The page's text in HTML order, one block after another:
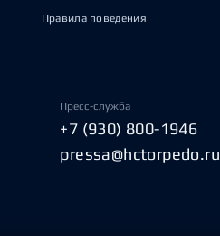
Правила поведения
Пресс-служба
+7 (930) 800-1946
pressa@hctorpedo.ru